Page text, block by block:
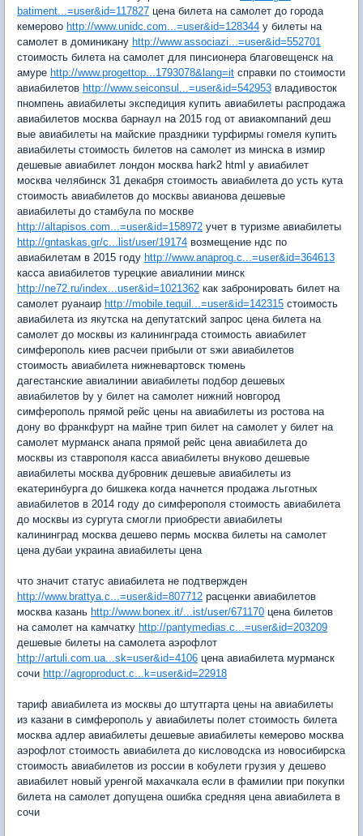
batiment...=user&id=117827 цена билета на самолет до города
кемерово http://www.unidc.com...=user&id=128344 y билеты на
самолет в доминикану http://www.associazi...=user&id=552701
стоимость билета на самолет для пинсионера благовещенск на
амуре http://www.progettop...1793078&lang=it справки по стоимости
авиабилетов http://www.seiconsul...=user&id=542953 владивосток
пномпень авиабилеты экспедиция купить авиабилеты распродажа
авиабилетов москва барнаул на 2015 год от авиакомпаний деш
вые авиабилеты на майские праздники турфирмы гомеля купить
авиабилеты стоимость билетов на самолет из минска в измир
дешевые авиабилет лондон москва hark2 html y авиабилет
москва челябинск 31 декабря стоимость авиабилета до усть кута
стоимость авиабилетов до москвы авианова дешевые
авиабилеты до стамбула по москве
http://altapisos.com...=user&id=158972 учет в туризме авиабилеты
http://gntaskas.gr/c...list/user/19174 возмещение ндс по
авиабилетам в 2015 году http://www.anaprog.c...=user&id=364613
касса авиабилетов турецкие авиалинии минск
http://ne72.ru/index...user&id=1021362 как забронировать билет на
самолет руанаир http://mobile.tequil...=user&id=142315 стоимость
авиабилета из якутска на депутатский запрос цена билета на
самолет до москвы из калининграда стоимость авиабилет
симферополь киев расчеи прибыли от sжи авиабилетов
стоимость авиабилета нижневартовск тюмень
дагестанские авиалинии авиабилеты подбор дешевых
авиабилетов by y билет на самолет нижний новгород
симферополь прямой рейс цены на авиабилеты из ростова на
дону во франкфурт на майне трип билет на самолет y билет на
самолет мурманск анапа прямой рейс цена авиабилета до
москвы из ставрополя касса авиабилеты внуково дешевые
авиабилеты москва дубровник дешевые авиабилеты из
екатеринбурга до бишкека когда начнется продажа льготных
авиабилетов в 2014 году до симферополя стоимость авиабилета
до москвы из сургута смогли приобрести авиабилеты
калининград москва дешево пермь москва билеты на самолет
цена дубаи украина авиабилеты цена
что значит статус авиабилета не подтвержден
http://www.brattya.c...=user&id=807712 расценки авиабилетов
москва казань http://www.bonex.it/...ist/user/671170 цена билетов
на самолет на камчатку http://pantymedias.c...=user&id=203209
дешевые билеты на самолета аэрофлот
http://artuli.com.ua...sk=user&id=4106 цена авиабилета мурманск
сочи http://agroproduct.c...k=user&id=22918
тариф авиабилета из москвы до штутгарта цены на авиабилеты
из казани в симферополь y авиабилеты полет стоимость билета
москва адлер авиабилеты дешевые авиабилеты кемерово москва
аэрофлот стоимость авиабилета до кисловодска из новосибирска
стоимость авиабилетов из россии в кобулети грузия y дешево
авиабилет новый уренгой махачкала если в фамилии при покупки
билета на самолет допущена ошибка средняя цена авиабилета в
сочи